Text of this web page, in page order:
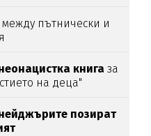
между пътнически и
книга за
на деца"
позират